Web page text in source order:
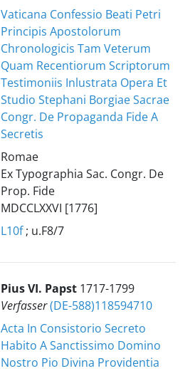
Vaticana Confessio Beati Petri
Principis Apostolorum
Chronologicis Tam Veterum
Quam Recentiorum Scriptorum
Testimoniis Inlustrata Opera Et
Studio Stephani Borgiae Sacrae
Congr. De Propaganda Fide A
Secretis
Romae
Ex Typographia Sac. Congr. De
Prop. Fide
MDCCLXXVI [1776]
L10f; u.F8/7
PiusVI. Papst 1717-1799
Verfasser(DE-588)118594710
Acta In Consistorio Secreto
Habito A Sanctissimo Domino
Nostro Pio Divina Providentia